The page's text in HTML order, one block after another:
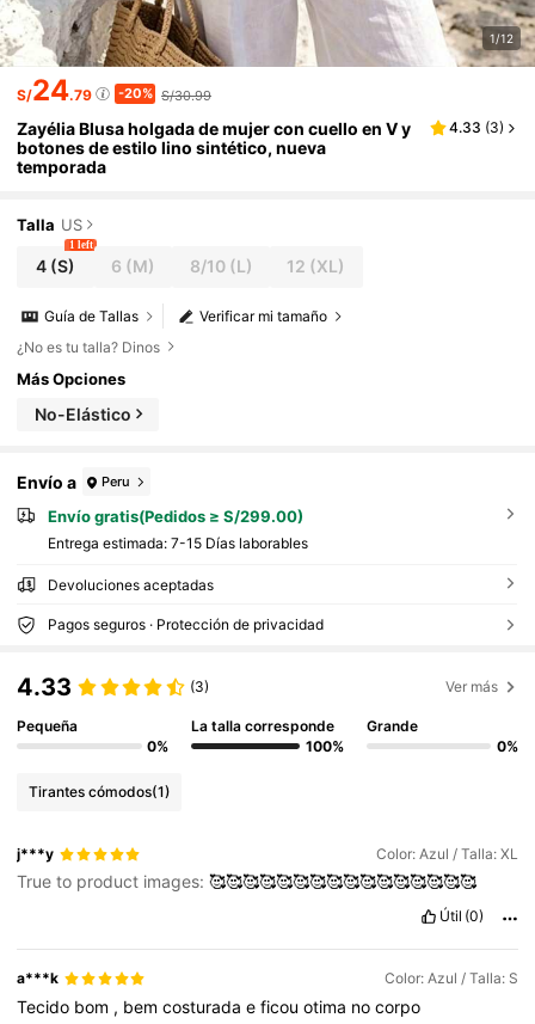
1/12
S/24.79 -20% S/30.99
Zayélia Blusa holgada de mujer con cuello en V y
botones de estilo lino sintético, nueva
temporada
4.33 (3)
Talla US
4 (S)
1 left
6 (M) 8/10(L) 12 (XL)
Verificar mi tamaño
Guía de Tallas
¿No es tu talla? Dinos
Más Opciones
No-Elástico
Envío a Peru
Envío gratis(Pedidos ≥ S/299.00)
Entrega estimada: 7-15 Días laborables
Devoluciones aceptadas
Pagos seguros · Protección de privacidad
4.33 (3) Ver más
Pequeña
0%
La talla corresponde
100%
Grande
0%
Tirantes cómodos(1)
j***y Color: Azul / Talla: XL
True to product images:🥰🥰🥰🥰🥰🥰🥰🥰🥰🥰🥰🥰🥰🥰🥰🥰
Útil (0)
a***k Color: Azul / Talla: S
Tecido bom , bemcosturadaeficouotima nocorpo